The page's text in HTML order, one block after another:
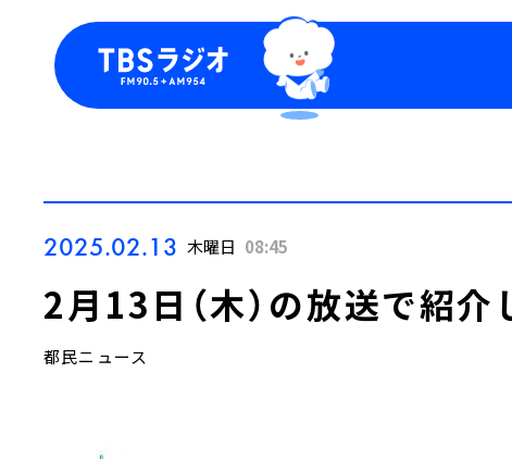
Podcast
2025.02.13 木曜日 08:45
2月13日（木）の放送で紹介
都民ニュース